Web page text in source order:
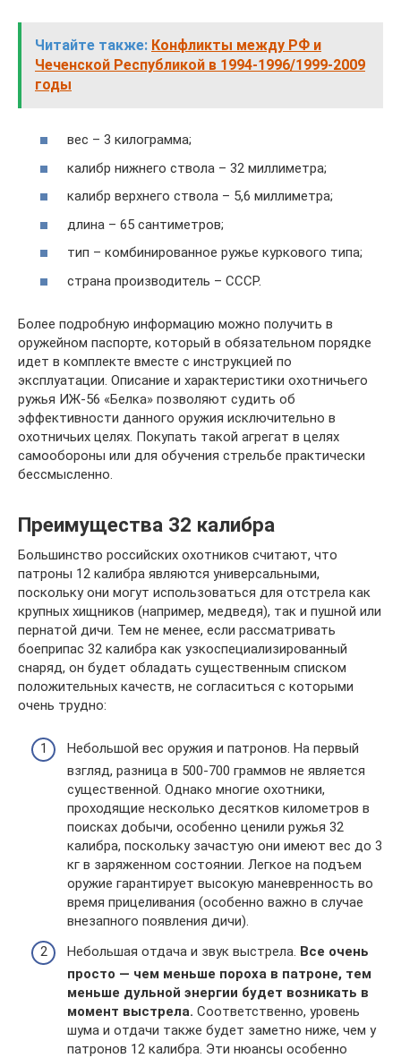
Читайте также: Конфликты между РФ и
Чеченской Республикой в 1994-1996/1999-2009
годы
вес – 3 килограмма;
калибр нижнего ствола – 32 миллиметра;
калибр верхнего ствола – 5,6 миллиметра;
длина – 65 сантиметров;
тип – комбинированное ружье куркового типа;
страна производитель – СССР.
Более подробную информацию можно получить в
оружейном паспорте, который в обязательном порядке
идет в комплекте вместе с инструкцией по
эксплуатации. Описание и характеристики охотничьего
ружья ИЖ-56 «Белка» позволяют судить об
эффективности данного оружия исключительно в
охотничьих целях. Покупать такой агрегат в целях
самообороны или для обучения стрельбе практически
бессмысленно.
Преимущества 32 калибра
Большинство российских охотников считают, что
патроны 12 калибра являются универсальными,
поскольку они могут использоваться для отстрела как
крупных хищников (например, медведя), так и пушной или
пернатой дичи. Тем не менее, если рассматривать
боеприпас 32 калибра как узкоспециализированный
снаряд, он будет обладать существенным списком
положительных качеств, не согласиться с которыми
очень трудно:
Небольшой вес оружия и патронов. На первый
взгляд, разница в 500-700 граммов не является
существенной. Однако многие охотники,
проходящие несколько десятков километров в
поисках добычи, особенно ценили ружья 32
калибра, поскольку зачастую они имеют вес до 3
кг в заряженном состоянии. Легкое на подъем
оружие гарантирует высокую маневренность во
время прицеливания (особенно важно в случае
внезапного появления дичи).
Небольшая отдача и звук выстрела. Все очень
просто — чем меньше пороха в патроне, тем
меньше дульной энергии будет возникать в
момент выстрела. Соответственно, уровень
шума и отдачи также будет заметно ниже, чем у
патронов 12 калибра. Эти нюансы особенно